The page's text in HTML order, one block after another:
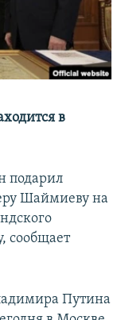
в
подарил
Шаймиеву на
сообщает
Путина